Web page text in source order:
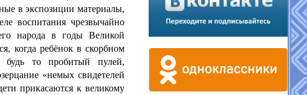
в экспозиции материалы,
воспитания чрезвычайно
народа в годы Великой
когда ребёнок в скорбном
то пробитый пулей,
«немых свидетелей
прикасаются к великому